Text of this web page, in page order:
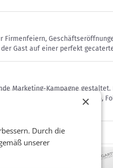
Gast auf einer perfekt
Marketing-Kampagne
mit Anschreiben, Daumenkino,
×
Durch die
unserer